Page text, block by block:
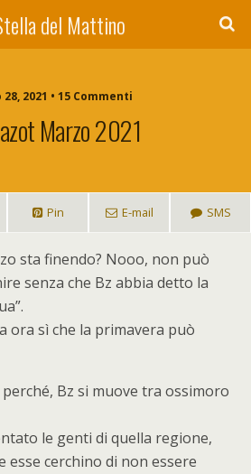
del Mattino
2021 • 15 Commenti
Marzo 2021
Pin E-mail SMS
sta finendo? Nooo, non può
senza che Bz abbia detto la
ora sì che la primavera può
Bz si muove tra ossimoro
le genti di quella regione,
esse cerchino di non essere